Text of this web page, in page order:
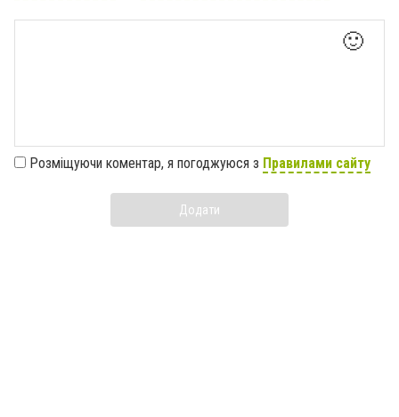
🙂
Розміщуючи коментар, я погоджуюся з Правилами сайту
Додати